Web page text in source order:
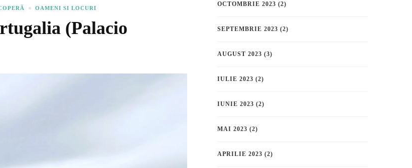
OAMENI SI LOCURI
(Palacio
OCTOMBRIE 2023 (2)
SEPTEMBRIE 2023 (2)
AUGUST 2023 (3)
IULIE 2023 (2)
IUNIE 2023 (2)
MAI 2023 (2)
APRILIE 2023 (2)